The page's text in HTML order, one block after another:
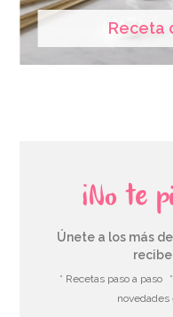
Receta
¡No te
Únete a los más
* Recetas paso a paso